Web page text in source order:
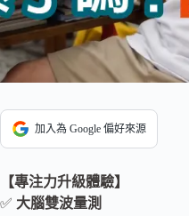
加入為 Google 偏好來源
【專注力升級體驗】
✅ 大腦雙波量測